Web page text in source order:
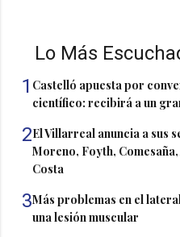
Lo Más
1 Castelló apuesta por
científico: recibirá a un
2El Villarreal anuncia a sus
Moreno, Foyth,
Costa
3Más problemas en el
una lesión muscular